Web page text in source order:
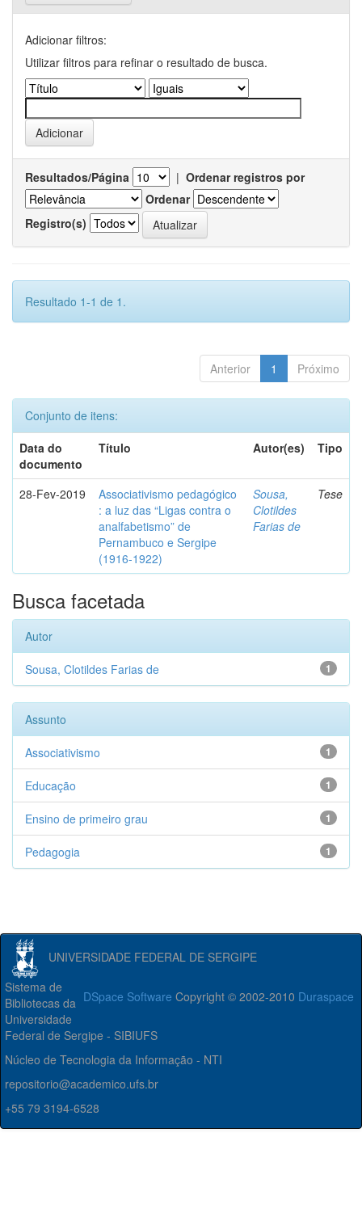
Adicionar filtros:
Utilizar filtros para refinar o resultado de busca.
Resultados/Página | Ordenar registros por
Ordenar
Registro(s)
Resultado 1-1 de 1.
Anterior 1 Próximo
Conjunto de itens:
Data do
documento
Título Autor(es) Tipo
28-Fev-2019
Associativismo pedagógico
: a luz das “Ligas contra o
analfabetismo” de
Pernambuco e Sergipe
(1916-1922)
Sousa,
Clotildes
Farias de
Tese
Busca facetada
Autor
1
Sousa, Clotildes Farias de
Assunto
1
Associativismo
1
Educação
1
Ensino de primeiro grau
1
Pedagogia
UNIVERSIDADE FEDERAL DE SERGIPE
DSpace Software Copyright © 2002-2010 Duraspace
Sistema de
Bibliotecas da
Universidade
Federal de Sergipe - SIBIUFS
Núcleo de Tecnologia da Informação - NTI
repositorio@academico.ufs.br
+55 79 3194-6528